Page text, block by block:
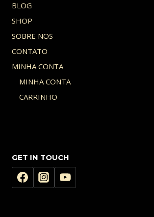
BLOG
SHOP
SOBRE NOS
CONTATO
MINHA CONTA
MINHA CONTA
CARRINHO
GET IN TOUCH